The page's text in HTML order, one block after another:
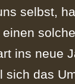
selbst,
ins neue
sich das